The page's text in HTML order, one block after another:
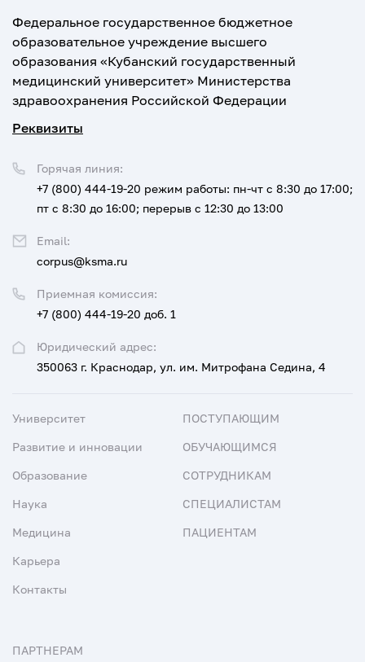
Федеральное государственное бюджетное
образовательное учреждение высшего
образования «Кубанский государственный
медицинский университет» Министерства
здравоохранения Российской Федерации
Реквизиты
Юридический адрес:
350063 г. Краснодар, ул. им. Митрофана Седина, 4
Приемная комиссия:
+7 (800) 444-19-20 доб. 1
Горячая линия:
+7 (800) 444-19-20 режим работы: пн-чт с 8:30 до 17:00;
пт с 8:30 до 16:00; перерыв с 12:30 до 13:00
Email:
corpus@ksma.ru
Университет
Развитие и инновации
Образование
Наука
Медицина
Карьера
Контакты
ПОСТУПАЮЩИМ
ОБУЧАЮЩИМСЯ
СОТРУДНИКАМ
СПЕЦИАЛИСТАМ
ПАЦИЕНТАМ
ПАРТНЕРАМ